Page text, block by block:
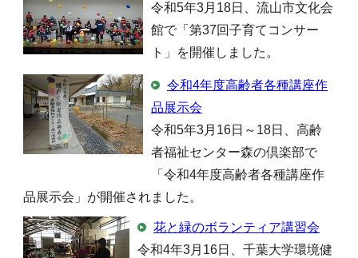
令和5年3月18日、流山市文化会
館で「第37回子育てコンサー
ト」を開催しました。
令和4年度高齢者各種講座作
品展示会
令和5年3月16日～18日、高齢
者福祉センター森の倶楽部で
「令和4年度高齢者各種講座作
品展示会」が開催されました。
花と緑のボランティア講習会
令和4年3月16日、千葉大学環境健